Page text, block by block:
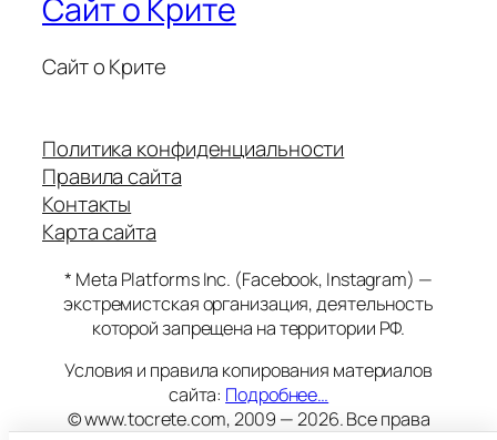
Сайт о Крите
Сайт о Крите
Политика конфиденциальности
Правила сайта
Контакты
Карта сайта
* Meta Platforms Inc. (Facebook, Instagram) —
экстремистская организация, деятельность
которой запрещена на территории РФ.
Условия и правила копирования материалов
сайта: Подробнее…
© www.tocrete.com, 2009 — 2026. Все права